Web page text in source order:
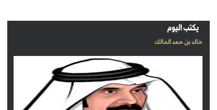
يكتب اليوم
خالد بن حمد المالك